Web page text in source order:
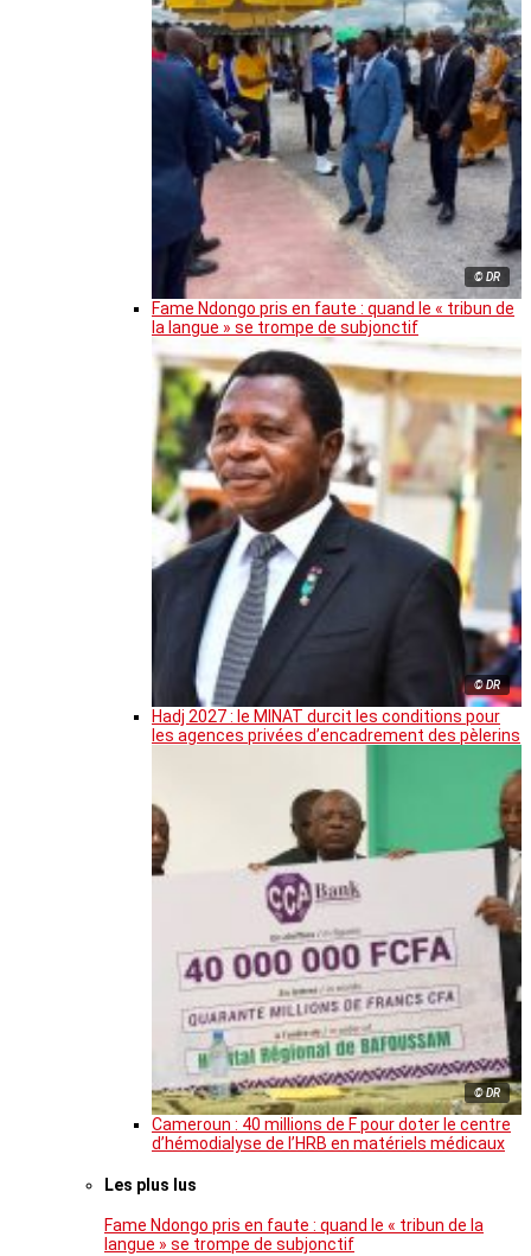
© DR
Fame Ndongo pris en faute : quand le « tribun de
la langue » se trompe de subjonctif
© DR
Hadj 2027 : le MINAT durcit les conditions pour
les agences privées d’encadrement des pèlerins
© DR
Cameroun : 40 millions de F pour doter le centre
d’hémodialyse de l’HRB en matériels médicaux
Les plus lus
Fame Ndongo pris en faute : quand le « tribun de la
langue » se trompe de subjonctif